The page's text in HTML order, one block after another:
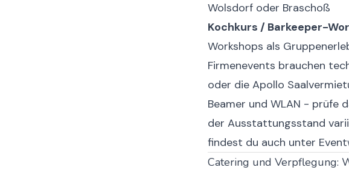
Wolsdorf oder Braschoß
Kochkurs / Barkeeper-
Workshops als
Firmenevents brauchen
oder die Apollo
Beamer und WLAN - prüfe
der Ausstattungsstand
findest du auch unter
Catering und Verpflegung: